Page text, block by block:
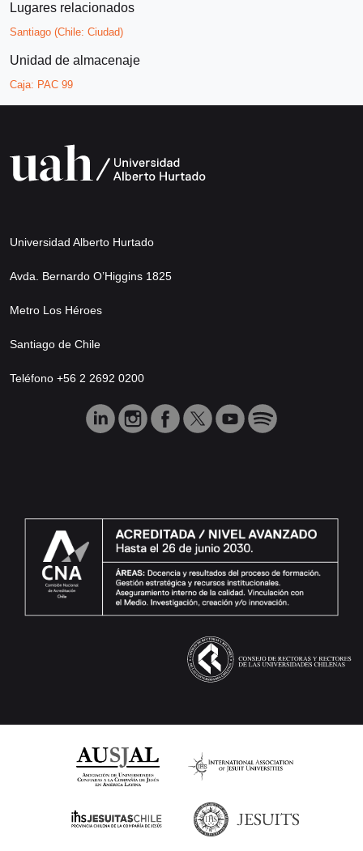
Lugares relacionados
Santiago (Chile: Ciudad)
Unidad de almacenaje
Caja: PAC 99
Universidad Alberto Hurtado
Avda. Bernardo O’Higgins 1825
Metro Los Héroes
Santiago de Chile
Teléfono +56 2 2692 0200